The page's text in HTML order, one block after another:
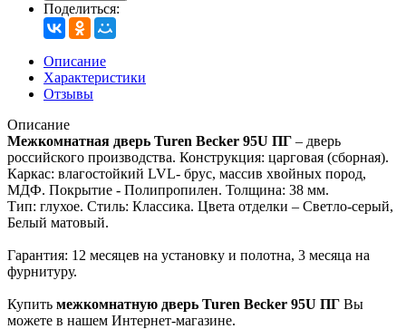
Поделиться:
Описание
Характеристики
Отзывы
Описание
Межкомнатная дверь Turen Becker 95U ПГ – дверь
российского производства. Конструкция: царговая (сборная).
Каркас: влагостойкий LVL- брус, массив хвойных пород,
МДФ. Покрытие - Полипропилен. Толщина: 38 мм.
Тип: глухое. Стиль: Классика. Цвета отделки – Светло-серый,
Белый матовый.
Гарантия: 12 месяцев на установку и полотна, 3 месяца на
фурнитуру.
Купить межкомнатную дверь Turen Becker 95U ПГ Вы
можете в нашем Интернет-магазине.